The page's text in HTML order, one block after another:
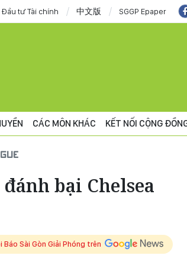
Đầu tư Tài chính 中文版 SGGP Epaper
CÁC MÔN KHÁC KẾT NỐI CỘNG
bại Chelsea
Báo Sài Gòn Giải Phóng trên